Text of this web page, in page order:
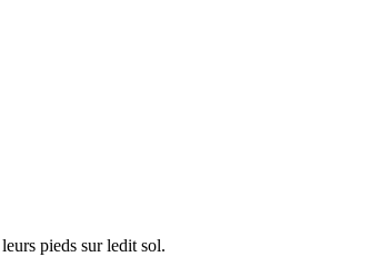
pieds sur ledit sol.